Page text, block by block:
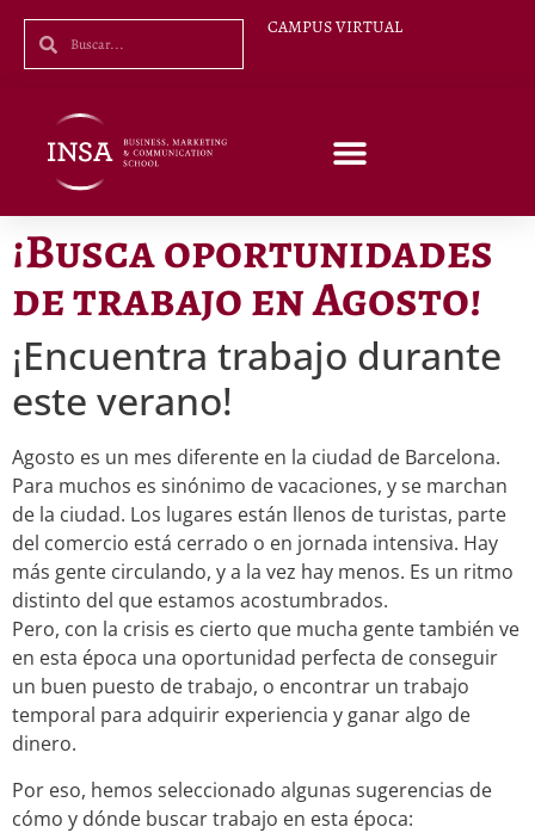
CAMPUS VIRTUAL
¡Busca oportunidades
de trabajo en Agosto!
¡Encuentra trabajo durante
este verano!
Agosto es un mes diferente en la ciudad de Barcelona.
Para muchos es sinónimo de vacaciones, y se marchan
de la ciudad. Los lugares están llenos de turistas, parte
del comercio está cerrado o en jornada intensiva. Hay
más gente circulando, y a la vez hay menos. Es un ritmo
distinto del que estamos acostumbrados.
Pero, con la crisis es cierto que mucha gente también ve
en esta época una oportunidad perfecta de conseguir
un buen puesto de trabajo, o encontrar un trabajo
temporal para adquirir experiencia y ganar algo de
dinero.
Por eso, hemos seleccionado algunas sugerencias de
cómo y dónde buscar trabajo en esta época: